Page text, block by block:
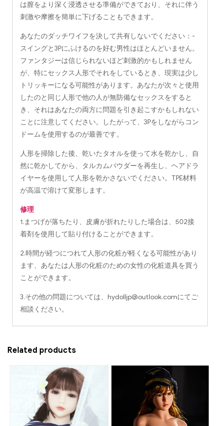
は膣をより深く浸透させる準備ができており、それに伴う
刺激や摩擦を簡単に下げることもできます。
あなたのダッチワイフを決して共有しないでください：-
スイングと3Pにふけるのを好む男性はほとんどいません。
ファンタジーは信じられないほど刺激的かもしれません
が、特にセックス人形でそれをしているとき、現実は少し
トリッキーになる可能性があります。あなたが次々と使用
したのと同じ人形で他の人が無防備なセックスをすると
き、それはあなたの両方に問題を引き起こすかもしれない
ことに注意してください。したがって、3Pをしながらコン
ドームを使用するのが最善です。
人形を掃除した後、乾いたタオルを使って水を乾かし、自
然に乾かしてから、タルカムパウダーを再生し、ヘアドラ
イヤーを使用して人形を乾かさないでください。TPE材料
が高温で溶けて変形します。
修理
1.まつげが落ちたり、皮膚が折れたりした場合は、502接
着剤を使用して貼り付けることができます。
2.時間が経つにつれて人形の化粧が軽くなる可能性があり
ます、あなたは人形の化粧のための女性の化粧道具を買う
ことができます。
3.その他の問題については、 hydolljp@outlook.comにてご
相談ください。
Related products